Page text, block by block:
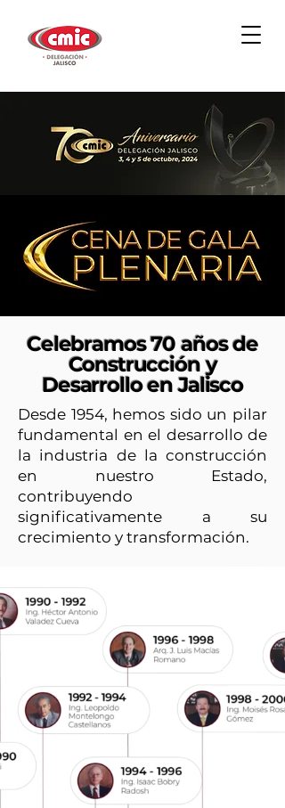
Celebramos 70 años de
Construcción y
Desarrollo en Jalisco
Desde 1954, hemos sido un pilar
fundamental en el desarrollo de
la industria de la construcción
en nuestro Estado,
contribuyendo
significativamente a su
crecimiento y transformación.